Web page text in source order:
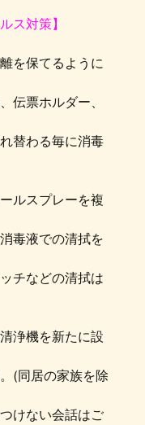
ス対策】
を保てるように
伝票ホルダー、
替わる毎に消毒
ルスプレーを複
毒液での清拭を
チなどの清拭は
浄機を新たに設
(同居の家族を除
けない会話はご